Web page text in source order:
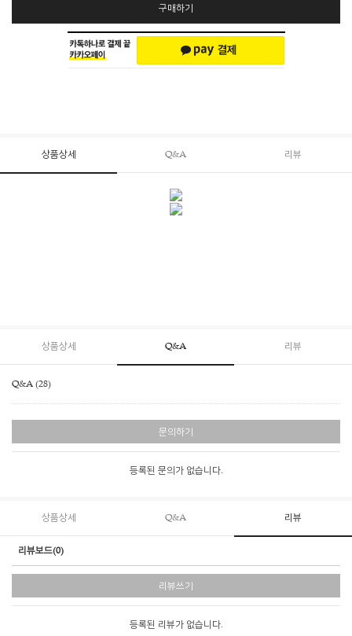
구매하기
상품상세 Q&A 리뷰
상품상세 Q&A 리뷰
Q&A (28)
문의하기
등록된 문의가 없습니다.
상품상세 Q&A 리뷰
리뷰보드(0)
리뷰쓰기
등록된 리뷰가 없습니다.